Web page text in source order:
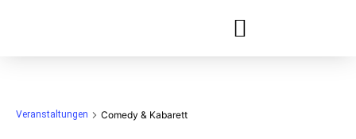
Veranstaltungen Comedy & Kabarett